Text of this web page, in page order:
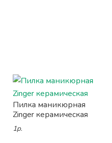
Пилка маникюрная
Zinger керамическая
1р.